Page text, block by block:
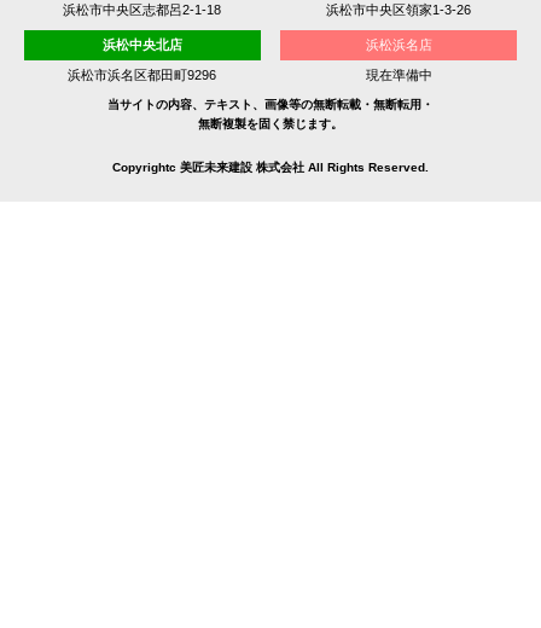
浜松市中央区志都呂2-1-18 浜松市中央区領家1-3-26
浜松中央北店
浜松市浜名区都田町9296
浜松浜名店
現在準備中
当サイトの内容、テキスト、画像等の無断転載・無断転用・
無断複製を固く禁じます。
Copyrightc 美匠未来建設 株式会社 All Rights Reserved.